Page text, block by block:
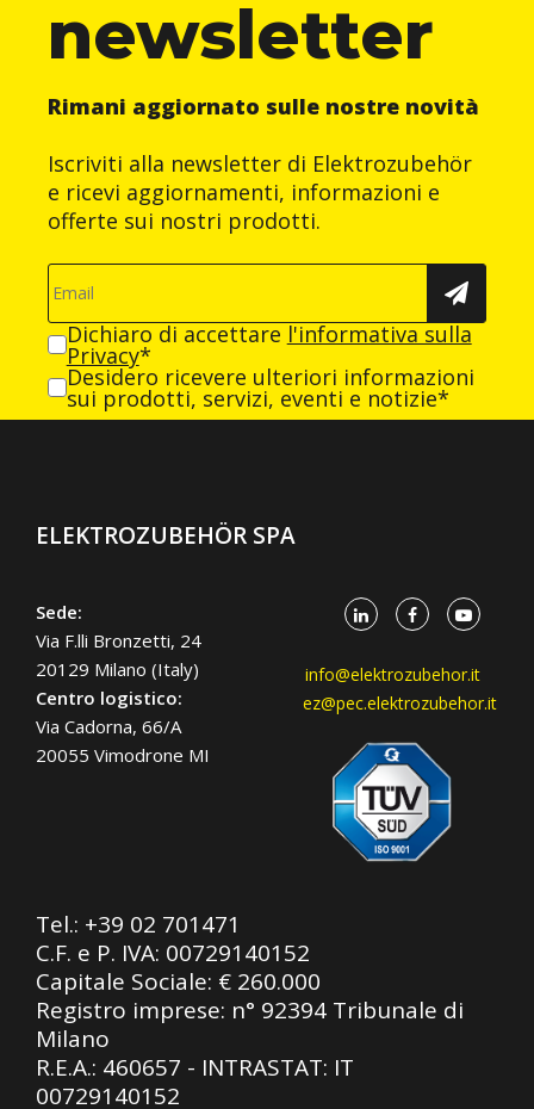
newsletter
Rimani aggiornato sulle nostre novità
Iscriviti alla newsletter di Elektrozubehör
e ricevi aggiornamenti, informazioni e
offerte sui nostri prodotti.
Dichiaro di accettare l'informativa sulla
Privacy*
Desidero ricevere ulteriori informazioni
sui prodotti, servizi, eventi e notizie*
ELEKTROZUBEHÖR SPA
Sede:
Via F.lli Bronzetti, 24
20129 Milano (Italy)
Centro logistico:
Via Cadorna, 66/A
20055 Vimodrone MI
info@elektrozubehor.it
ez@pec.elektrozubehor.it
Tel.: +39 02 701471
C.F. e P. IVA: 00729140152
Capitale Sociale: € 260.000
Registro imprese: n° 92394 Tribunale di
Milano
R.E.A.: 460657 - INTRASTAT: IT
00729140152